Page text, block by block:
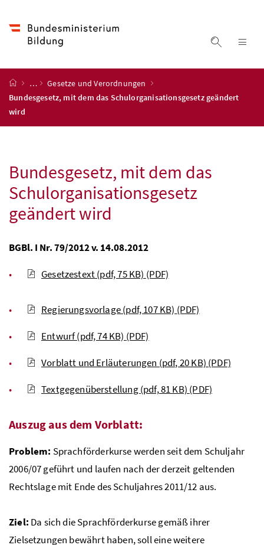
Suche
Startseite
…
Gesetze und Verordnungen
Bundesgesetz, mit dem das Schulorganisationsgesetz geändert
wird
Bundesgesetz, mit dem das
Schulorganisationsgesetz
geändert wird
BGBl. I Nr. 79/2012 v. 14.08.2012
Gesetzestext (pdf, 75 KB) (PDF)
Regierungsvorlage (pdf, 107 KB) (PDF)
Entwurf (pdf, 74 KB) (PDF)
Vorblatt und Erläuterungen (pdf, 20 KB) (PDF)
Textgegenüberstellung (pdf, 81 KB) (PDF)
Auszug aus dem Vorblatt:
Problem: Sprachförderkurse werden seit dem Schuljahr
2006/07 geführt und laufen nach der derzeit geltenden
Rechtslage mit Ende des Schuljahres 2011/12 aus.
Ziel: Da sich die Sprachförderkurse gemäß ihrer
Zielsetzungen bewährt haben, soll eine weitere